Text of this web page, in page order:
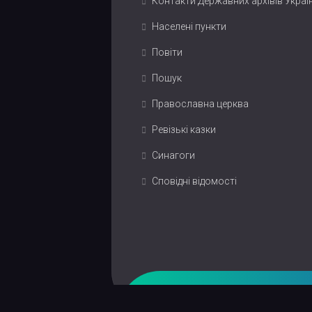
Населені пункти
Повіти
Пошук
Православна церква
Ревізькі казки
Синагоги
Сповідні відомості